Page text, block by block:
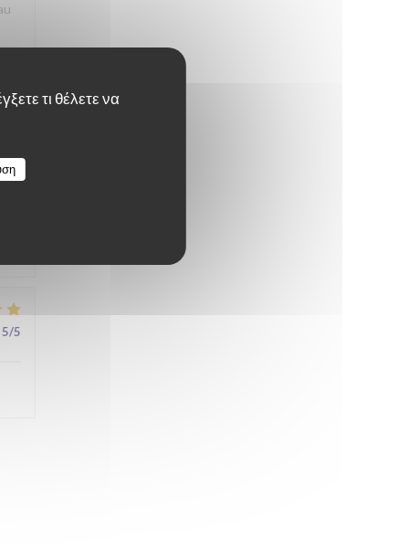
τι θέλετε να
5 /5
5/5